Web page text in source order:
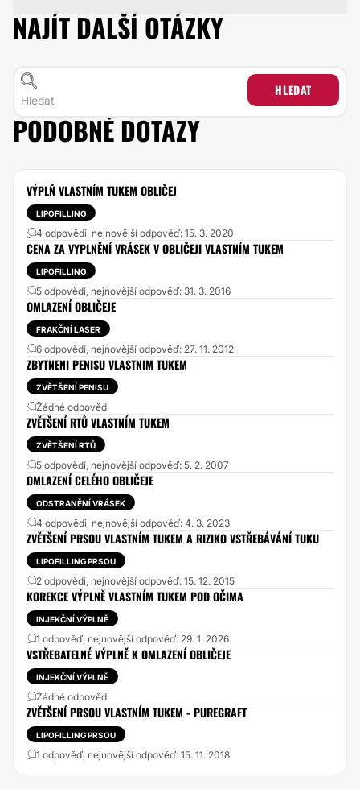
NAJÍT DALŠÍ OTÁZKY
HLEDAT
PODOBNÉ DOTAZY
VÝPLŇ VLASTNÍM TUKEM OBLIČEJ
LIPOFILLING
4 odpovědi, nejnovější odpověď: 15. 3. 2020
CENA ZA VYPLNĚNÍ VRÁSEK V OBLIČEJI VLASTNÍM TUKEM
LIPOFILLING
5 odpovědí, nejnovější odpověď: 31. 3. 2016
OMLAZENÍ OBLIČEJE
FRAKČNÍ LASER
6 odpovědí, nejnovější odpověď: 27. 11. 2012
ZBYTNENI PENISU VLASTNIM TUKEM
ZVĚTŠENÍ PENISU
Žádné odpovědi
ZVĚTŠENÍ RTŮ VLASTNÍM TUKEM
ZVĚTŠENÍ RTŮ
5 odpovědí, nejnovější odpověď: 5. 2. 2007
OMLAZENÍ CELÉHO OBLIČEJE
ODSTRANĚNÍ VRÁSEK
4 odpovědi, nejnovější odpověď: 4. 3. 2023
ZVĚTŠENÍ PRSOU VLASTNÍM TUKEM A RIZIKO VSTŘEBÁVÁNÍ TUKU
LIPOFILLING PRSOU
2 odpovědi, nejnovější odpověď: 15. 12. 2015
KOREKCE VÝPLNĚ VLASTNÍM TUKEM POD OČIMA
INJEKČNÍ VÝPLNĚ
1 odpověď, nejnovější odpověď: 29. 1. 2026
VSTŘEBATELNÉ VÝPLNĚ K OMLAZENÍ OBLIČEJE
INJEKČNÍ VÝPLNĚ
Žádné odpovědi
ZVĚTŠENÍ PRSOU VLASTNÍM TUKEM - PUREGRAFT
LIPOFILLING PRSOU
1 odpověď, nejnovější odpověď: 15. 11. 2018